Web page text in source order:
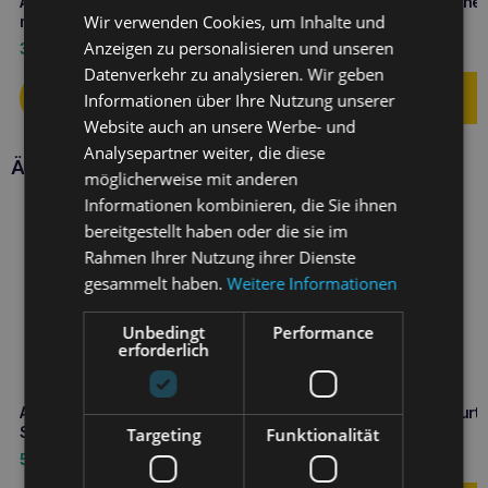
mit Gehege Safari M Leopard
33,60
Samba L Schwarz
16,10€
Ähnliche Produkte
Amiplay Verstellbares Halsband
Samba XS Türkis
5,40
Amiplay Verstellbarer Gurt
Samba XS Türkis
8,90€
Wir verwenden Cookies, um Inhalte und
Anzeigen zu personalisieren und unseren
Datenverkehr zu analysieren. Wir geben
Informationen über Ihre Nutzung unserer
Website auch an unsere Werbe- und
Analysepartner weiter, die diese
möglicherweise mit anderen
Informationen kombinieren, die Sie ihnen
bereitgestellt haben oder die sie im
Rahmen Ihrer Nutzung ihrer Dienste
gesammelt haben.Weitere Informationen
Unbedingt
erforderlich
Performance
Targeting Funktionalität